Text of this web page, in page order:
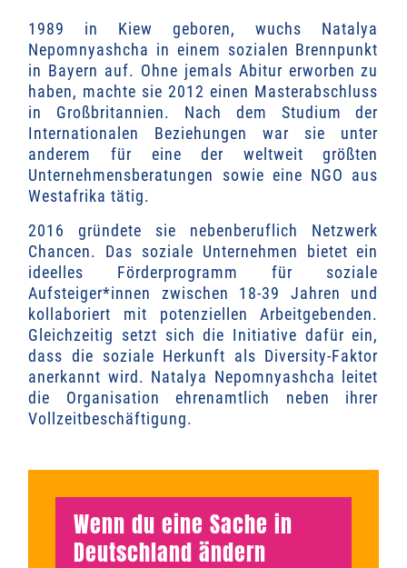
1989 in Kiew geboren, wuchs Natalya
Nepomnyashcha in einem sozialen Brennpunkt
in Bayern auf. Ohne jemals Abitur erworben zu
haben, machte sie 2012 einen Masterabschluss
in Großbritannien. Nach dem Studium der
Internationalen Beziehungen war sie unter
anderem für eine der weltweit größten
Unternehmensberatungen sowie eine NGO aus
Westafrika tätig.
2016 gründete sie nebenberuflich Netzwerk
Chancen. Das soziale Unternehmen bietet ein
ideelles Förderprogramm für soziale
Aufsteiger*innen zwischen 18-39 Jahren und
kollaboriert mit potenziellen Arbeitgebenden.
Gleichzeitig setzt sich die Initiative dafür ein,
dass die soziale Herkunft als Diversity-Faktor
anerkannt wird. Natalya Nepomnyashcha leitet
die Organisation ehrenamtlich neben ihrer
Vollzeitbeschäftigung.
Wenn du eine Sache in
Deutschland ändern